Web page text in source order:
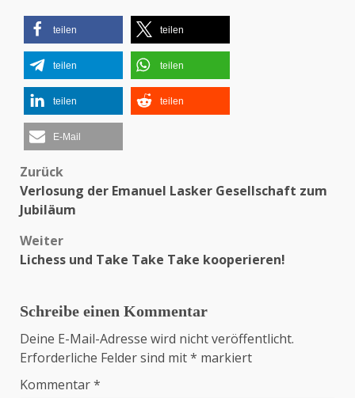
teilen teilen
teilen teilen
teilen teilen
E-Mail
Beitragsnavigation
Zurück
Verlosung der Emanuel Lasker Gesellschaft zum
Jubiläum
Weiter
Lichess und Take Take Take kooperieren!
Schreibe einen Kommentar
Deine E-Mail-Adresse wird nicht veröffentlicht.
Erforderliche Felder sind mit* markiert
Kommentar*